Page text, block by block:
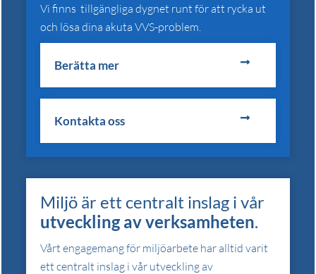
Vi finns tillgängliga dygnet runt för att rycka ut
och lösa dina akuta VVS-problem.
Berätta mer
Kontakta oss
Miljö är ett centralt inslag i vår
utveckling av verksamheten.
Vårt engagemang för miljöarbete har alltid varit
ett centralt inslag i vår utveckling av